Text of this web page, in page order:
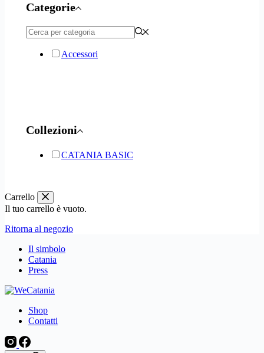
Categorie
Accessori
Collezioni
CATANIA BASIC
Carrello
Il tuo carrello è vuoto.
Ritorna al negozio
Il simbolo
Catania
Press
Shop
Contatti